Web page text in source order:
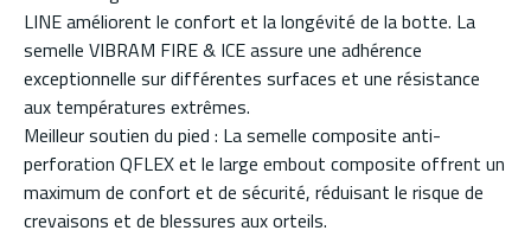
LINE améliorent le confort et la longévité de la botte. La
semelle VIBRAM FIRE & ICE assure une adhérence
exceptionnelle sur différentes surfaces et une résistance
aux températures extrêmes.
Meilleur soutien du pied : La semelle composite anti-
perforation QFLEX et le large embout composite offrent un
maximum de confort et de sécurité, réduisant le risque de
crevaisons et de blessures aux orteils.